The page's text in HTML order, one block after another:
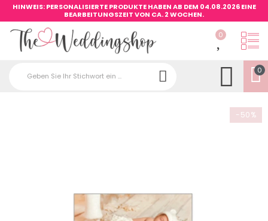
HINWEIS: PERSONALISIERTE PRODUKTE HABEN AB DEM 04.08.2026 EINE
BEARBEITUNGSZEIT VON CA. 2 WOCHEN.
0
0
-50%